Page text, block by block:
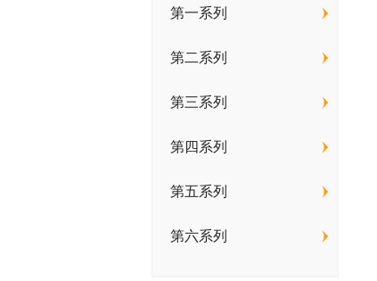
第一系列
第二系列
第三系列
第四系列
第五系列
第六系列